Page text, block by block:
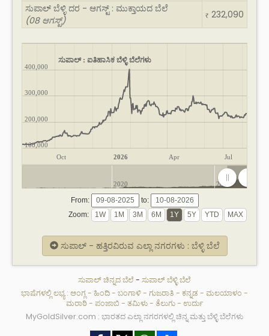
ಸುಪಾಲ್ ಬೆಳ್ಳಿ ದರ - ಆಗಸ್ಟ್ : ಮುಕ್ತಾಯದ ಬೆಲೆ
(08 ಆಗಸ್ಟ್)
₹ 232,090
ಸುಪಾಲ್ : ಐತಿಹಾಸಿಕ ಬೆಳ್ಳಿ ಬೆಲೆಗಳು
Oct 2026 Apr Jul
100,000
200,000
300,000
400,000
2020 2025
From:
to:
Zoom:
ಸುಪಾಲ್ - ಹತ್ತಿರವಿರುವ ಎಲ್ಲಾ ನಗರಗಳು : ಬೆಳ್ಳಿ ಬೆಲೆ
ಸುಪಾಲ್ ಚಿನ್ನದ ಬೆಲೆ- ಸುಪಾಲ್ ಬೆಳ್ಳಿ ಬೆಲೆ
ಭಾಷೆಗಳಲ್ಲಿ ಲಭ್ಯ : ಆಂಗ್ಲ - ಹಿಂದಿ- ಬಂಗಾಳಿ- ಗುಜರಾತಿ - ಕನ್ನಡ - ಮಲಯಾಳಂ -
ಮರಾಠಿ- ಪಂಜಾಬಿ - ತಮಿಳು- ತೆಲುಗು- ಉರ್ದು
MyGoldSilver.com : ಭಾರತದ ಎಲ್ಲಾ ನಗರಗಳಲ್ಲಿ ಚಿನ್ನ ಮತ್ತು ಬೆಳ್ಳಿ ಬೆಲೆಗಳು